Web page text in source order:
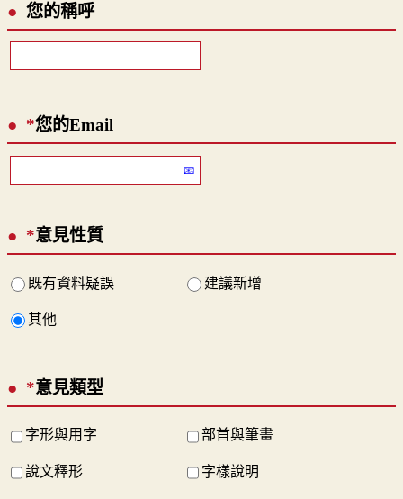
您的稱呼
*您的Email
*意見性質
既有資料疑誤 建議新增
其他
*意見類型
字形與用字 部首與筆畫
說文釋形 字樣說明